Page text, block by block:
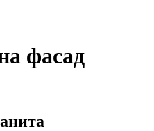
фасад